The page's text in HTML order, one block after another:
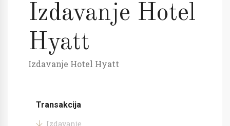
Izdavanje Hotel
Hyatt
Izdavanje Hotel Hyatt
Transakcija
Izdavanje